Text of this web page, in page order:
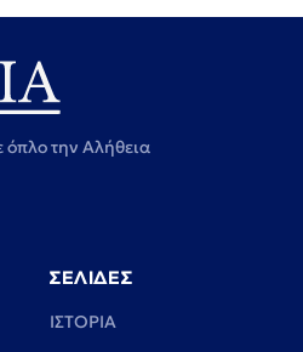
όπλο την Αλήθεια
ΣΕΛΙΔΕΣ
ΙΣΤΟΡΙΑ